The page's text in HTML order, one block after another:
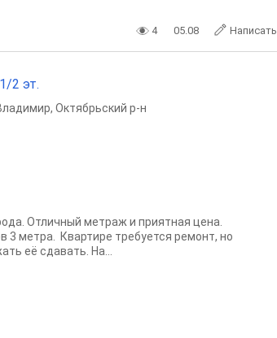
4 05.08 Написать
2 эт.
, Октябрьский р-н
Отличный метраж и приятная цена.
3 метра. Квартире требуется ремонт, но
её сдавать. На...